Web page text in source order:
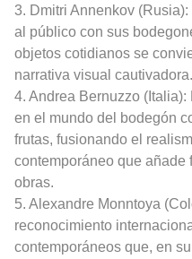
3. Dmitri Annenkov
al público con sus
objetos cotidianos se
narrativa visual cautivadora.
4. Andrea Bernuzzo
en el mundo del bodegón
frutas, fusionando el
contemporáneo que añade
obras.
5. Alexandre Monntoya
reconocimiento
contemporáneos que, en